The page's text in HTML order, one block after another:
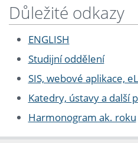
Důležité odkazy
ENGLISH
Studijní oddělení
SIS, webové aplikace,
Katedry, ústavy a další
Harmonogram ak. roku